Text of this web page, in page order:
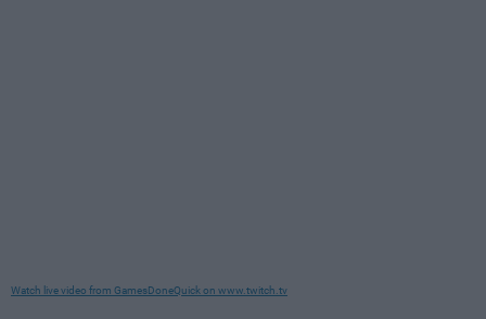
Watch live video from GamesDoneQuick on www.twitch.tv